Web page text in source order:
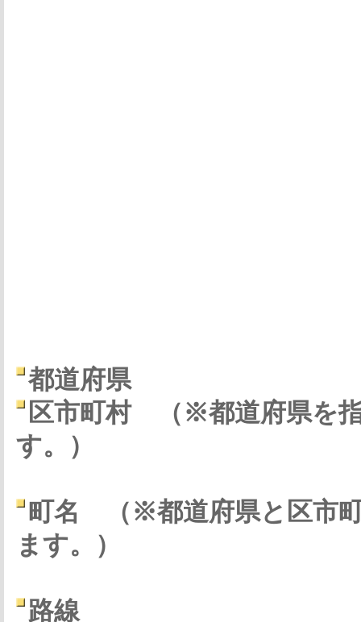
都道府県
区市町村
（※都道府県を
す。）
町名
（※都道府県と区市
ます。）
路線